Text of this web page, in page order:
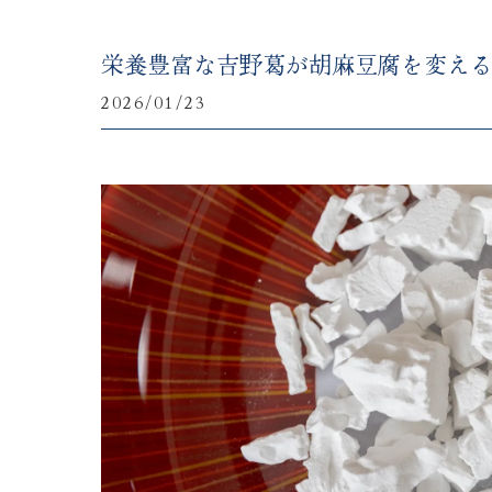
栄養豊富な吉野葛が胡麻豆腐を変え
2026/01/23